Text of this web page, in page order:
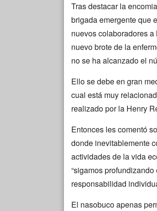
Tras destacar la
brigada emergente que
nuevos colaboradores
nuevo brote de la
no se ha alcanzado el
Ello se debe en gran
cual está muy
realizado por la Henry
Entonces les comentó
donde inevitablemente
actividades de la vida
“sigamos
responsabilidad
El nasobuco apenas